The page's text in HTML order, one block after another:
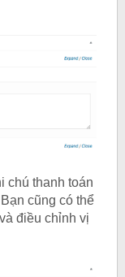
chú thanh toán
cũng có thể
điều chỉnh vị